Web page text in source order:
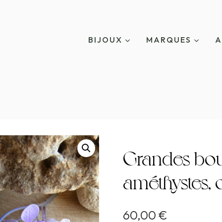
BIJOUX MARQUES
Grandes
améthystes,
60,00€